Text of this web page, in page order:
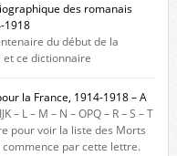
des romanais
1918
du début de la
ce dictionnaire
Morts pour la
historique est
commémoratives de
lycée Triboulet, […]
la France, 1914-1918 – A
– L – M – N – OPQ – R – S – T
pour voir la liste des Morts
par cette lettre.